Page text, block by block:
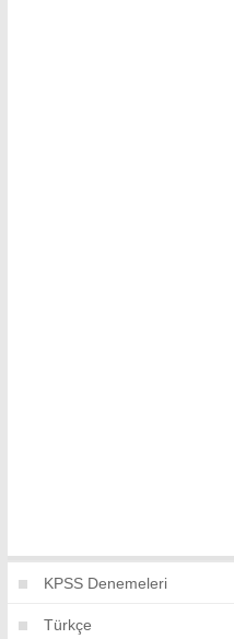
KPSS Denemeleri
Türkçe